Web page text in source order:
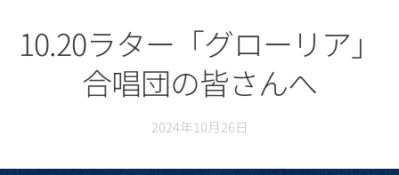
10.20ラター「グローリア」
合唱団の皆さんへ
2024年10月26日